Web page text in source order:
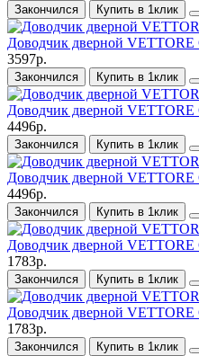
Закончился Купить в 1клик
Доводчик дверной VЕTTORE
3597р.
Закончился Купить в 1клик
Доводчик дверной
4496р.
Закончился Купить в 1клик
Доводчик дверной VЕTTORE
4496р.
Закончился Купить в 1клик
Доводчик дверной
1783р.
Закончился Купить в 1клик
Доводчик дверной
1783р.
Закончился Купить в 1клик